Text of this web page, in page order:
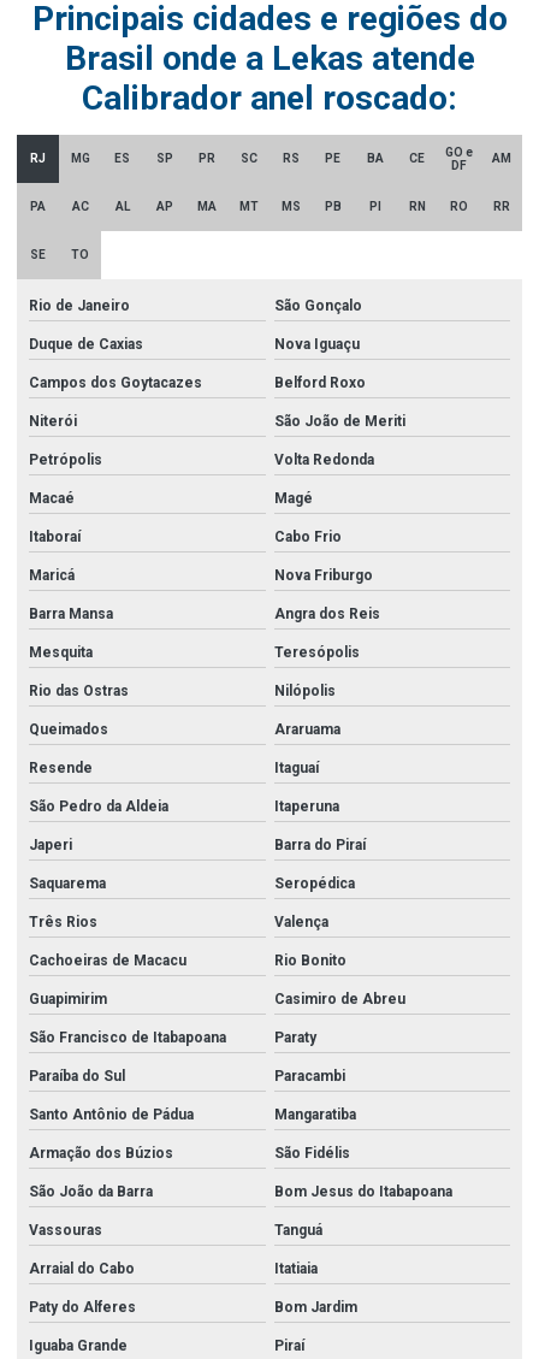
Principais cidades e regiões do
Brasil onde a Lekas atende
Calibrador anel roscado:
RJ MG ES SP PR SC RS PE BA CE
GO e
DF
AM
PA AC AL AP MA MT MS PB PI RN RO RR
SE TO
Rio de Janeiro São Gonçalo
Duque de Caxias Nova Iguaçu
Campos dos Goytacazes Belford Roxo
Niterói São João de Meriti
Petrópolis Volta Redonda
Macaé Magé
Itaboraí Cabo Frio
Maricá Nova Friburgo
Barra Mansa Angra dos Reis
Mesquita Teresópolis
Rio das Ostras Nilópolis
Queimados Araruama
Resende Itaguaí
São Pedro da Aldeia Itaperuna
Japeri Barra do Piraí
Saquarema Seropédica
Três Rios Valença
Cachoeiras de Macacu Rio Bonito
Guapimirim Casimiro de Abreu
São Francisco de Itabapoana Paraty
Paraíba do Sul Paracambi
Santo Antônio de Pádua Mangaratiba
Armação dos Búzios São Fidélis
São João da Barra Bom Jesus do Itabapoana
Vassouras Tanguá
Arraial do Cabo Itatiaia
Paty do Alferes Bom Jardim
Iguaba Grande Piraí